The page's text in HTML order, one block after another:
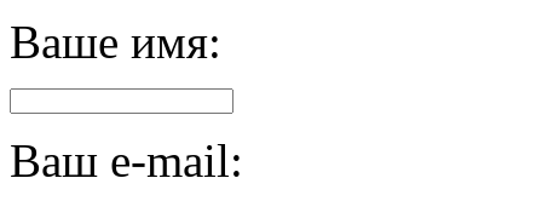
Ваше имя:
Ваш e-mail: